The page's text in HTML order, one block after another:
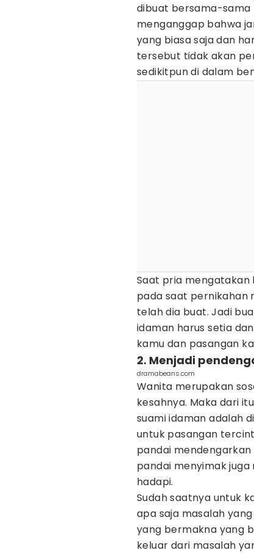
dibuat bersama-sama
menganggap bahwa
yang biasa saja dan
tersebut tidak akan
sedikitpun di dalam
Saat pria mengatakan
pada saat pernikahan
telah dia buat. Jadi
idaman harus setia
kamu dan pasangan
2. Menjadi
dramabeans.com
Wanita merupakan
kesahnya. Maka dari
suami idaman adalah
untuk pasangan
pandai
pandai menyimak
hadapi.
Sudah saatnya untuk
apa saja masalah
yang bermakna yang
keluar dari masalah